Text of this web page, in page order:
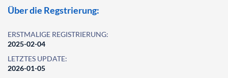
Über die Regstrierung:
ERSTMALIGE REGISTRIERUNG:
2025-02-04
LETZTES UPDATE:
2026-01-05